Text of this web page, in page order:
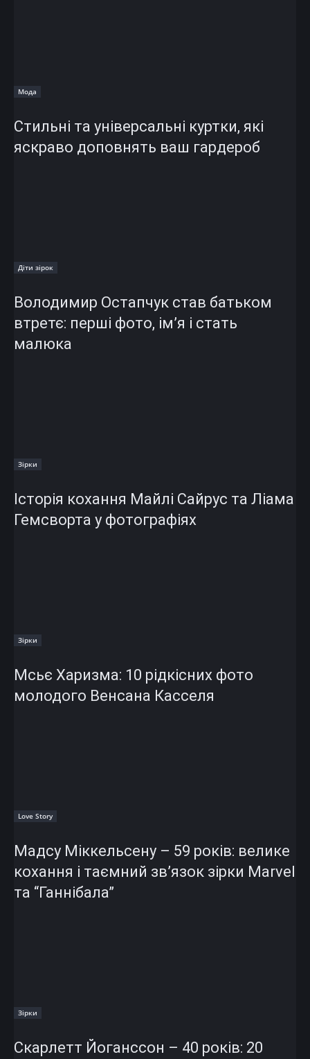
Мода
Стильні та універсальні куртки, які
яскраво доповнять ваш гардероб
Діти зірок
Володимир Остапчук став батьком
втретє: перші фото, ім’я і стать
малюка
Зірки
Історія кохання Майлі Сайрус та Ліама
Гемсворта у фотографіях
Зірки
Мсьє Харизма: 10 рідкісних фото
молодого Венсана Касселя
Love Story
Мадсу Міккельсену – 59 років: велике
кохання і таємний зв’язок зірки Marvel
та “Ганнібала”
Зірки
Скарлетт Йоганссон – 40 років: 20